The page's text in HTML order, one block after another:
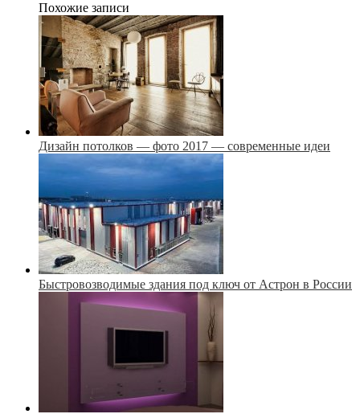
Похожие записи
Дизайн потолков — фото 2017 — современные идеи
Быстровозводимые здания под ключ от Астрон в России